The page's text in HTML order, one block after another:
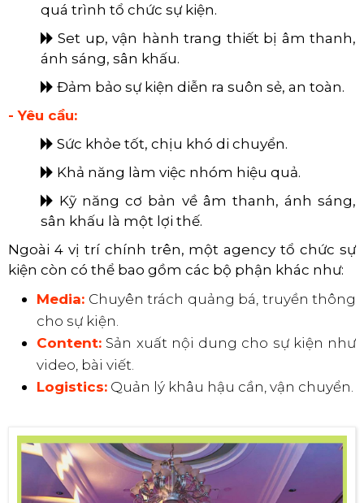
quá trình tổ chức sự kiện.
​​​​​​​Set up, vận hành trang thiết bị âm thanh,
ánh sáng, sân khấu.
Đảm bảo sự kiện diễn ra suôn sẻ, an toàn.
- Yêu cầu:
Sức khỏe tốt, chịu khó di chuyển.
Khả năng làm việc nhóm hiệu quả.
Kỹ năng cơ bản về âm thanh, ánh sáng,
sân khấu là một lợi thế.
Ngoài 4 vị trí chính trên, một agency tổ chức sự
kiện còn có thể bao gồm các bộ phận khác như:
Media: Chuyên trách quảng bá, truyền thông
cho sự kiện.
Content: Sản xuất nội dung cho sự kiện như
video, bài viết.
Logistics: Quản lý khâu hậu cần, vận chuyển.